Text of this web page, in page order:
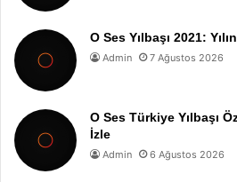
O Ses Yılbaşı 2021:
Admin 7 Ağustos 2026
O Ses Türkiye Yılbaşı
İzle
Admin 6 Ağustos 2026